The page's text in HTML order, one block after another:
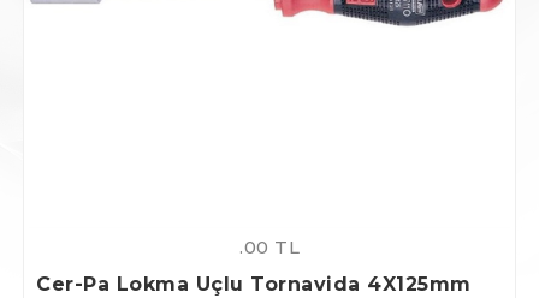
.00 TL
Cer-Pa Lokma Uçlu Tornavida 4X125mm